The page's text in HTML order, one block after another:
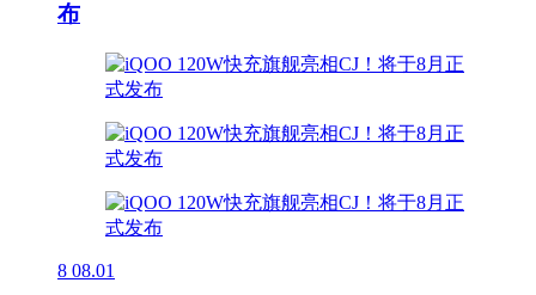
布
8 08.01